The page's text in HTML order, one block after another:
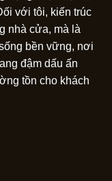
với tôi, kiến trúc
nhà cửa, mà là
bền vững, nơi
đậm dấu ấn
tồn cho khách